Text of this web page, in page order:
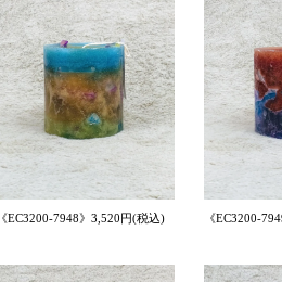
《EC3200-7948》3,520円(税込) 《EC3200-